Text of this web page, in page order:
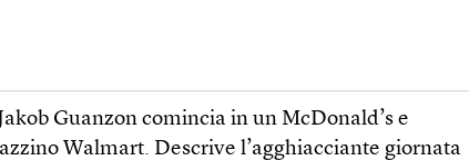
Guanzon comincia in un McDonald’s e
Walmart. Descrive l’agghiacciante giornata